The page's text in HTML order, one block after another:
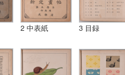
2 中表紙 3 目録